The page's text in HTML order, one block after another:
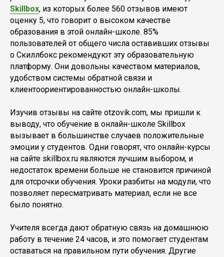
Skillbox, из которых более 560 отзывов имеют
оценку 5, что говорит о высоком качестве
образования в этой онлайн-школе. 85%
пользователей от общего числа оставивших отзывы
о Скиллбокс рекомендуют эту образовательную
платформу. Они довольны качеством материалов,
удобством системы обратной связи и
клиентоориентированностью онлайн-школы.
Изучив отзывы на сайте otzovik.com, мы пришли к
выводу, что обучение в онлайн-школе Skillbox
вызывает в большинстве случаев положительные
эмоции у студентов. Одни говорят, что онлайн-курсы
на сайте skillbox.ru являются лучшим выбором, и
недостаток времени больше не становится причиной
для отсрочки обучения. Уроки разбиты на модули, что
позволяет пересматривать материал, если не все
было понятно.
Учителя всегда дают обратную связь на домашнюю
работу в течение 24 часов, и это помогает студентам
оставаться на правильном пути обучения. Другие